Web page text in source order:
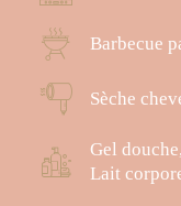
Barbecue
Sèche
Gel
Lait